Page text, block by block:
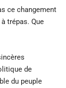
ce changement
trépas. Que
de
du peuple